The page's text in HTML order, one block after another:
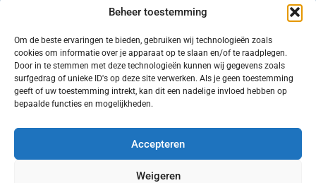
Beheer toestemming
Om de beste ervaringen te bieden, gebruiken wij technologieën zoals
cookies om informatie over je apparaat op te slaan en/of te raadplegen.
Door in te stemmen met deze technologieën kunnen wij gegevens zoals
surfgedrag of unieke ID's op deze site verwerken. Als je geen toestemming
geeft of uw toestemming intrekt, kan dit een nadelige invloed hebben op
bepaalde functies en mogelijkheden.
Accepteren
Weigeren
Volg ons (hierboven) op social media!